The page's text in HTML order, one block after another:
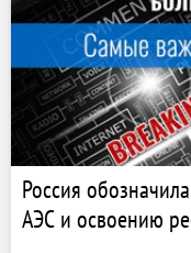
Россия
АЭС и освоению